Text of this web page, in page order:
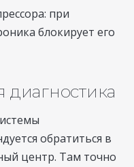
при
блокирует его
обратиться в
центр. Там точно